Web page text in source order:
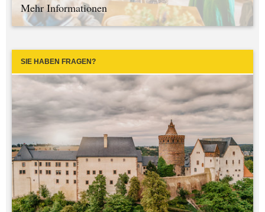
Mehr Informationen
SIE HABEN FRAGEN?